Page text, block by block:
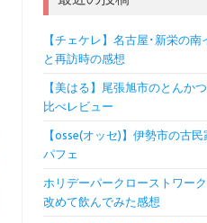
【チェケレ】名古屋･新栄の
と再訪時の感想
【美はる】尾張旭市のとんか
比べレビュー
【osse(オッセ)】伊勢市の古
パフェ
ホリデーパークローストワー
改めて飲んでみた感想